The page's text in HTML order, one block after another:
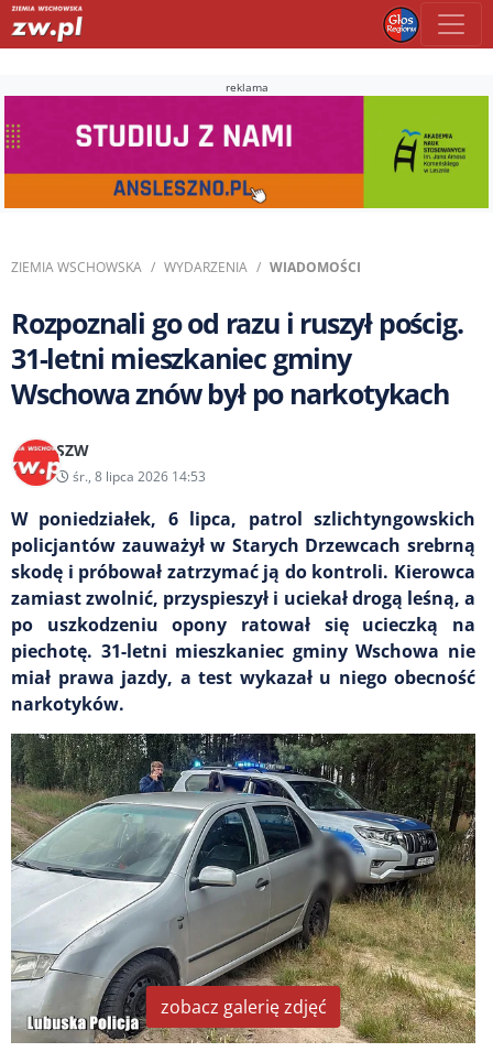
reklama
ZIEMIA WSCHOWSKA WYDARZENIA WIADOMOŚCI
Rozpoznali go od razu i ruszył pościg.
31-letni mieszkaniec gminy
Wschowa znów był po narkotykach
SZW
śr., 8 lipca 2026 14:53
W poniedziałek, 6 lipca, patrol szlichtyngowskich
policjantów zauważył w Starych Drzewcach srebrną
skodę i próbował zatrzymać ją do kontroli. Kierowca
zamiast zwolnić, przyspieszył i uciekał drogą leśną, a
po uszkodzeniu opony ratował się ucieczką na
piechotę. 31-letni mieszkaniec gminy Wschowa nie
miał prawa jazdy, a test wykazał u niego obecność
narkotyków.
zobacz galerię zdjęć